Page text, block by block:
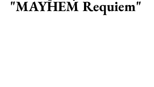
"MAYHEM Requiem"